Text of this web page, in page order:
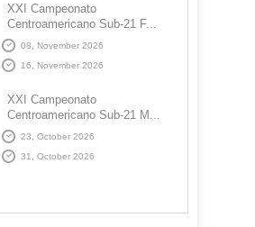
XXI Campeonato
Centroamericano Sub-21 F...
08, November 2026
16, November 2026
XXI Campeonato
Centroamericano Sub-21 M...
23, October 2026
31, October 2026